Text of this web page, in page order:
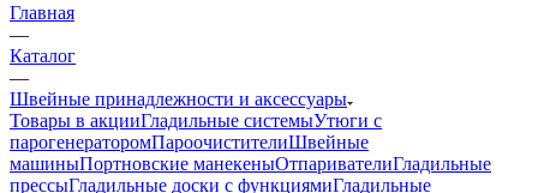
Главная
—
Каталог
—
Швейные принадлежности и аксессуары
Товары в акцииГладильные системыУтюги с
парогенераторомПароочистителиШвейные
машиныПортновские манекеныОтпаривателиГладильные
прессыГладильные доски с функциямиГладильные